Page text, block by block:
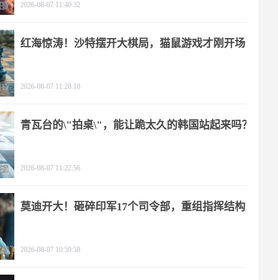
2026-08-07 11:40:32
红海惊涛！沙特摆开大棋局，猫鼠游戏才刚开场
2026-08-07 11:28:18
青瓦台的\"拍桌\"，能让跪太久的韩国站起来吗？
2026-08-07 11:22:56
莫迪开大！砸碎印军17个司令部，重组指挥结构
2026-08-07 10:59:58